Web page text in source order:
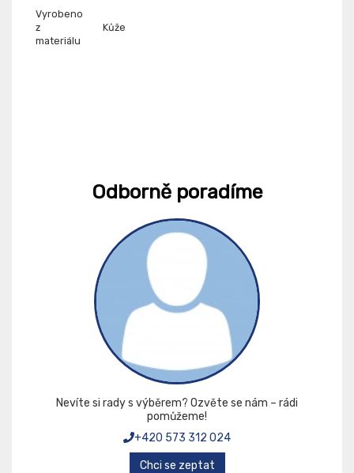
Vyrobeno
z
materiálu
Kůže
Odborně poradíme
Nevíte si rady s výběrem? Ozvěte se nám – rádi
pomůžeme!
+420 573 312 024
Chci se zeptat